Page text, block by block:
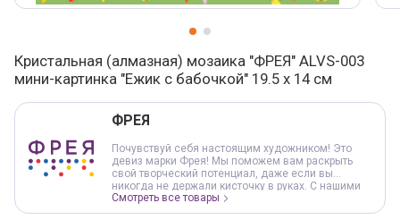
Кристальная (алмазная) мозаика "ФРЕЯ" ALVS-003
мини-картинка "Ежик с бабочкой" 19.5 х 14 см
Варианты товара, краткая характеристика
Добавление в корзину
ФРЕЯ
Почувствуй себя настоящим художником! Это
девиз марки Фрея! Мы поможем вам раскрыть
свой творческий потенциал, даже если вы
никогда не держали кисточку в руках. С нашими
наборами вы легко сможете создать свои
собственные шедевры. В нашем ассортименте вы
Смотреть все товары